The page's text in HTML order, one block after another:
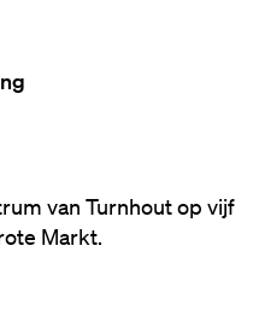
van Turnhout op vijf
Markt.